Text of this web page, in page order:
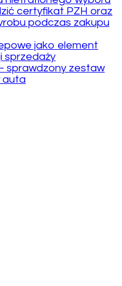
certyfikat PZH oraz
podczas zakupu
jako element
sprzedaży
sprawdzony zestaw
auta